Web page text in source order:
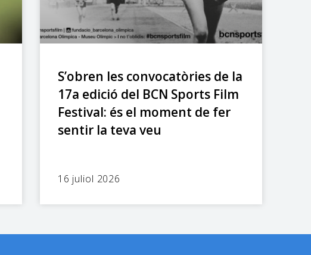
S’obren les convocatòries de la
17a edició del BCN Sports Film
Festival: és el moment de fer
sentir la teva veu
16 juliol 2026